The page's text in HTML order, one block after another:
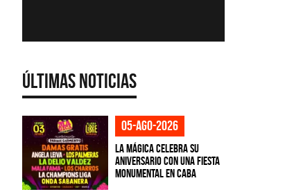
Últimas Noticias
05-ago-2026
La Mágica celebra su
aniversario con una fiesta
monumental en CABA